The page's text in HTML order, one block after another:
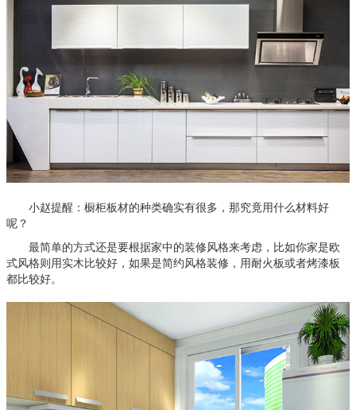
小赵提醒：橱柜板材的种类确实有很多，那究竟用什么材料好
呢？
最简单的方式还是要根据家中的装修风格来考虑，比如你家是欧
式风格则用实木比较好，如果是简约风格装修，用耐火板或者烤漆板
都比较好。